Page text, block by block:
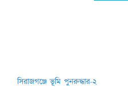
সিরাজগঞ্জে ভূমি পুনরুদ্ধার-২